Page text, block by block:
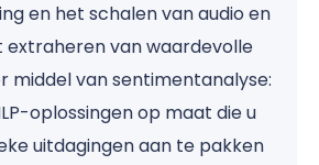
en het schalen van audio en
van waardevolle
middel van sentimentanalyse:
oplossingen op maat die u
uitdagingen aan te pakken